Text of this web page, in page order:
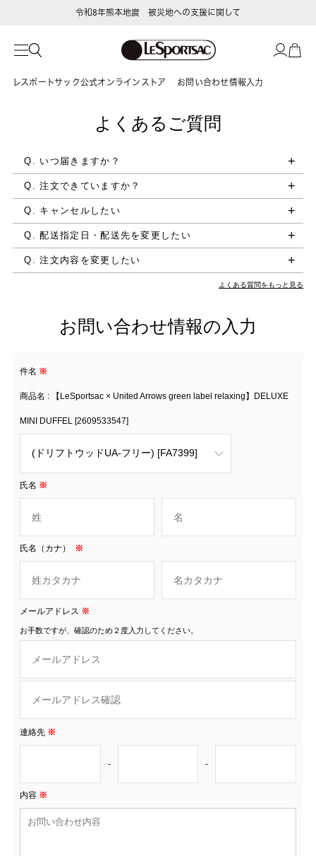
令和8年熊本地震 被災地への支援に関して
レスポートサック公式オンラインストア お問い合わせ情報入力
よくあるご質問
Q. いつ届きますか？
Q. 注文できていますか？
Q. キャンセルしたい
Q. 配送指定日・配送先を変更したい
Q. 注文内容を変更したい
よくある質問をもっと見る
お問い合わせ情報の入力
件名 ※
商品名 : 【LeSportsac × United Arrows green label relaxing】DELUXE
MINI DUFFEL [2609533547]
氏名 ※
氏名（カナ） ※
メールアドレス ※
お手数ですが、確認のため２度入力してください。
連絡先 ※
- -
内容 ※